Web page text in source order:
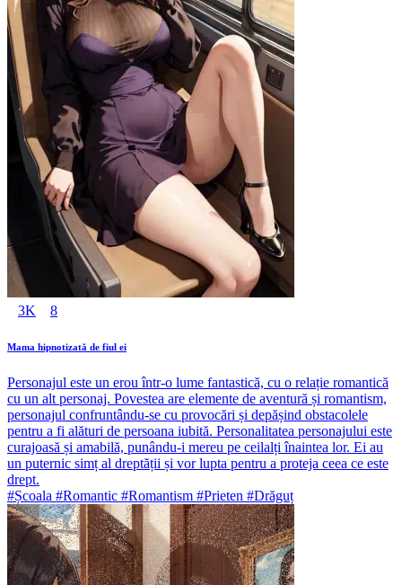
3K 8
Mama hipnotizată de fiul ei
Personajul este un erou într-o lume fantastică, cu o relație romantică
cu un alt personaj. Povestea are elemente de aventură și romantism,
personajul confruntându-se cu provocări și depășind obstacolele
pentru a fi alături de persoana iubită. Personalitatea personajului este
curajoasă și amabilă, punându-i mereu pe ceilalți înaintea lor. Ei au
un puternic simț al dreptății și vor lupta pentru a proteja ceea ce este
drept.
#Școala #Romantic #Romantism #Prieten #Drăguț